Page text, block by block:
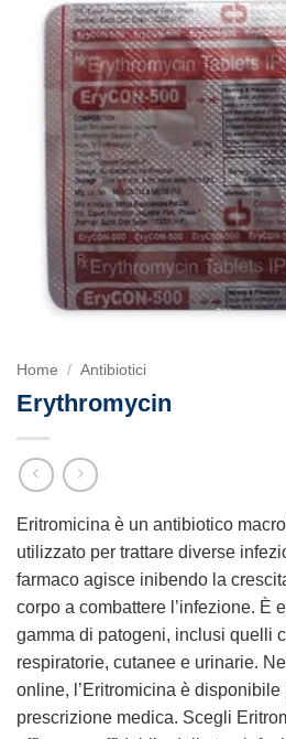
Home / Antibiotici
Erythromycin
Eritromicina è un antibiotico
utilizzato per trattare diverse
farmaco agisce inibendo la
corpo a combattere l’infezione. È
gamma di patogeni, inclusi quelli
respiratorie, cutanee e urinarie.
online, l’Eritromicina è disponibile
prescrizione medica. Scegli